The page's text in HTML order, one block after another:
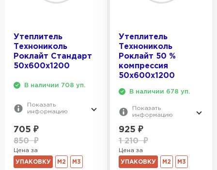
Утеплитель
Технониколь
Роклайт Стандарт
50х600х1200
В наличии 708 уп.
Показать
информацию
705 ₽
850₽
Цена за
УПАКОВКУ М2 М3
Утеплитель
Технониколь
Роклайт 50 %
компрессия
50х600х1200
В наличии 678 уп.
Показать
информацию
925 ₽
1 210₽
Цена за
УПАКОВКУ М2 М3